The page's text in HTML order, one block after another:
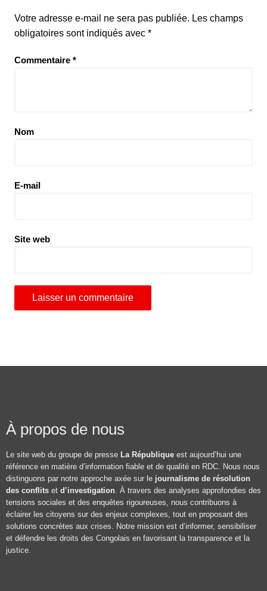
Votre adresse e-mail ne sera pas publiée. Les champs
obligatoires sont indiqués avec *
Commentaire *
Nom
E-mail
Site web
À propos de nous
Le site web du groupe de presse La République est aujourd’hui une
référence en matière d’information fiable et de qualité en RDC. Nous nous
distinguons par notre approche axée sur le journalisme de résolution
des conflits et d’investigation. À travers des analyses approfondies des
tensions sociales et des enquêtes rigoureuses, nous contribuons à
éclairer les citoyens sur des enjeux complexes, tout en proposant des
solutions concrètes aux crises. Notre mission est d’informer, sensibiliser
et défendre les droits des Congolais en favorisant la transparence et la
justice.